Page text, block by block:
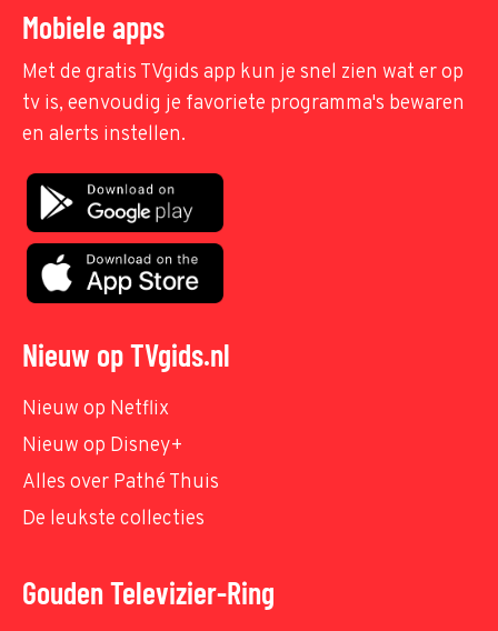
Mobiele apps
Met de gratis TVgids app kun je snel zien wat er op
tv is, eenvoudig je favoriete programma's bewaren
en alerts instellen.
Nieuw op TVgids.nl
Nieuw op Netflix
Nieuw op Disney+
Alles over Pathé Thuis
De leukste collecties
Gouden Televizier-Ring